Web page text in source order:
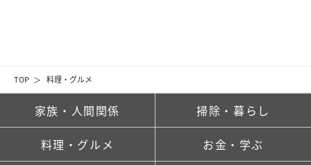
TOP 料理・グルメ
家族・人間関係 掃除・暮らし
料理・グルメ お金・学ぶ